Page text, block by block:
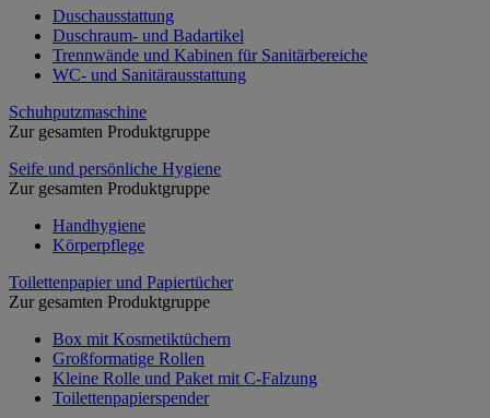
Duschausstattung
Duschraum- und Badartikel
Trennwände und Kabinen für Sanitärbereiche
WC- und Sanitärausstattung
Schuhputzmaschine
Zur gesamten Produktgruppe
Seife und persönliche Hygiene
Zur gesamten Produktgruppe
Handhygiene
Körperpflege
Toilettenpapier und Papiertücher
Zur gesamten Produktgruppe
Box mit Kosmetiktüchern
Großformatige Rollen
Kleine Rolle und Paket mit C-Falzung
Toilettenpapierspender